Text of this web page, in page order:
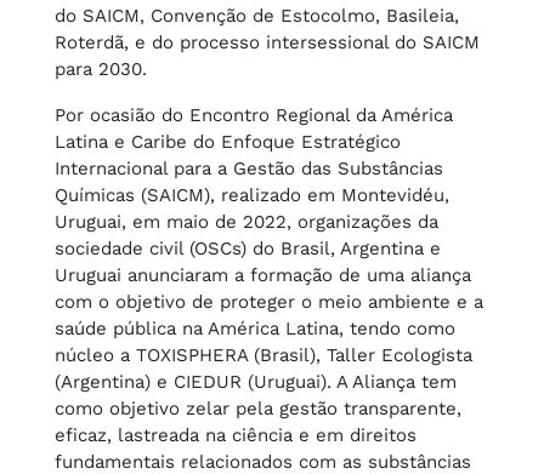
do SAICM, Convenção de Estocolmo, Basileia,
Roterdã, e do processo intersessional do SAICM
para 2030.
Por ocasião do Encontro Regional da América
Latina e Caribe do Enfoque Estratégico
Internacional para a Gestão das Substâncias
Químicas (SAICM), realizado em Montevidéu,
Uruguai, em maio de 2022, organizações da
sociedade civil (OSCs) do Brasil, Argentina e
Uruguai anunciaram a formação de uma aliança
com o objetivo de proteger o meio ambiente e a
saúde pública na América Latina, tendo como
núcleo a TOXISPHERA (Brasil), Taller Ecologista
(Argentina) e CIEDUR (Uruguai). A Aliança tem
como objetivo zelar pela gestão transparente,
eficaz, lastreada na ciência e em direitos
fundamentais relacionados com as substâncias